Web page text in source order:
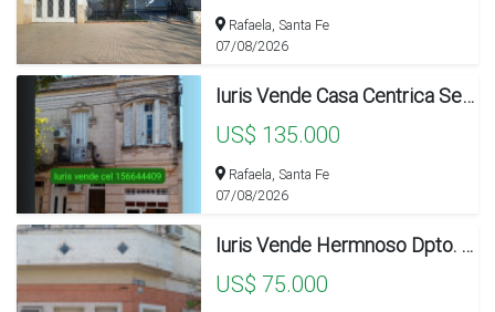
Rafaela, Santa Fe
07/08/2026
Iuris Vende Casa Centrica Señorial
US$ 135.000
Rafaela, Santa Fe
07/08/2026
Iuris Vende Hermnoso Dpto. Centrico
US$ 75.000